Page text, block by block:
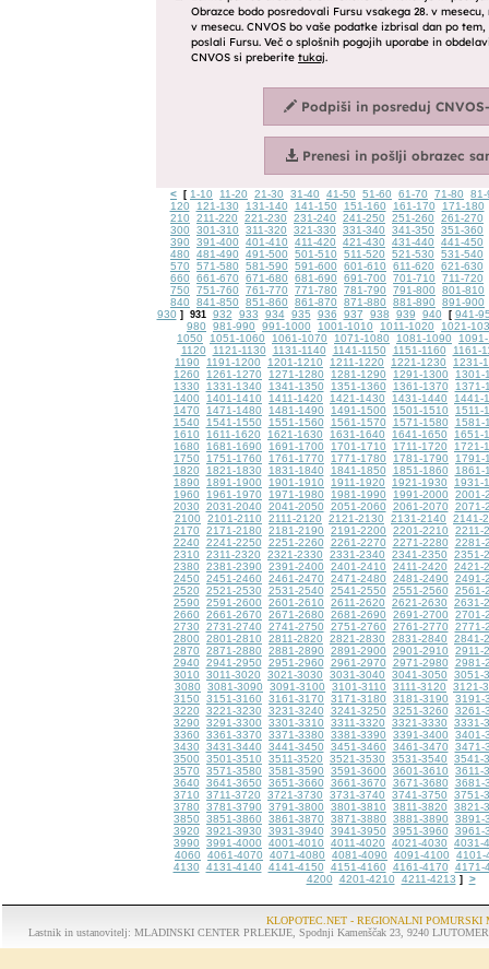
< [ 1-10 11-20 21-30 31-40 41-50 51-60 61-70 71-80
81-
120
121-130 131-140 141-150 151-160 161-170
171-180
210
211-220 221-230 231-240 241-250 251-260
261-270
300
301-310 311-320 321-330 331-340 341-350
351-360
390
391-400 401-410 411-420 421-430 431-440
441-450
480
481-490 491-500 501-510 511-520 521-530
531-540
570
571-580 581-590 591-600 601-610 611-620
621-630
660
661-670 671-680 681-690 691-700 701-710
711-720
750
751-760 761-770 771-780 781-790 791-800
801-810
840
841-850 851-860 861-870 871-880 881-890
891-900
930 ] 931 932 933 934 935 936 937 938 939 940 [ 941-
980
981-990 991-1000 1001-1010 1011-1020
1021-
1050
1051-1060 1061-1070 1071-1080 1081-1090
1120
1121-1130 1131-1140 1141-1150 1151-1160
1161-
1190
1191-1200 1201-1210 1211-1220 1221-1230
1231-
1260
1261-1270 1271-1280 1281-1290 1291-1300
1301-
1330
1331-1340 1341-1350 1351-1360 1361-1370
1371-
1400
1401-1410 1411-1420 1421-1430 1431-1440
1441-
1470
1471-1480 1481-1490 1491-1500 1501-1510
1511-
1540
1541-1550 1551-1560 1561-1570 1571-1580
1581-
1610
1611-1620 1621-1630 1631-1640 1641-1650
1651-
1680
1681-1690 1691-1700 1701-1710 1711-1720
1721-
1750
1751-1760 1761-1770 1771-1780 1781-1790
1791-
1820
1821-1830 1831-1840 1841-1850 1851-1860
1861-
1890
1891-1900 1901-1910 1911-1920 1921-1930
1931-
1960
1961-1970 1971-1980 1981-1990 1991-2000
2001-
2030
2031-2040 2041-2050 2051-2060 2061-2070
2071-
2100
2101-2110 2111-2120 2121-2130 2131-2140
2141-
2170
2171-2180 2181-2190 2191-2200 2201-2210
2211-
2240
2241-2250 2251-2260 2261-2270 2271-2280
2281-
2310
2311-2320 2321-2330 2331-2340 2341-2350
2351-
2380
2381-2390 2391-2400 2401-2410 2411-2420
2421-
2450
2451-2460 2461-2470 2471-2480 2481-2490
2491-
2520
2521-2530 2531-2540 2541-2550 2551-2560
2561-
2590
2591-2600 2601-2610 2611-2620 2621-2630
2631-
2660
2661-2670 2671-2680 2681-2690 2691-2700
2701-
2730
2731-2740 2741-2750 2751-2760 2761-2770
2771-
2800
2801-2810 2811-2820 2821-2830 2831-2840
2841-
2870
2871-2880 2881-2890 2891-2900 2901-2910
2911-
2940
2941-2950 2951-2960 2961-2970 2971-2980
2981-
3010
3011-3020 3021-3030 3031-3040 3041-3050
3051-
3080
3081-3090 3091-3100 3101-3110 3111-3120
3121-
3150
3151-3160 3161-3170 3171-3180 3181-3190
3191-
3220
3221-3230 3231-3240 3241-3250 3251-3260
3261-
3290
3291-3300 3301-3310 3311-3320 3321-3330
3331-
3360
3361-3370 3371-3380 3381-3390 3391-3400
3401-
3430
3431-3440 3441-3450 3451-3460 3461-3470
3471-
3500
3501-3510 3511-3520 3521-3530 3531-3540
3541-
3570
3571-3580 3581-3590 3591-3600 3601-3610
3611-
3640
3641-3650 3651-3660 3661-3670 3671-3680
3681-
3710
3711-3720 3721-3730 3731-3740 3741-3750
3751-
3780
3781-3790 3791-3800 3801-3810 3811-3820
3821-
3850
3851-3860 3861-3870 3871-3880 3881-3890
3891-
3920
3921-3930 3931-3940 3941-3950 3951-3960
3961-
3990
3991-4000 4001-4010 4011-4020 4021-4030
4031-
4060
4061-4070 4071-4080 4081-4090 4091-4100
4101-
4130
4131-4140 4141-4150 4151-4160 4161-4170
4171-
4200
4201-4210 4211-4213 ] >
KLOPOTEC.NET - REGIONALNI POMURSKI
Lastnik in ustanovitelj: MLADINSKI CENTER PRLEKIJE, Spodnji Kamenščak 23, 9240